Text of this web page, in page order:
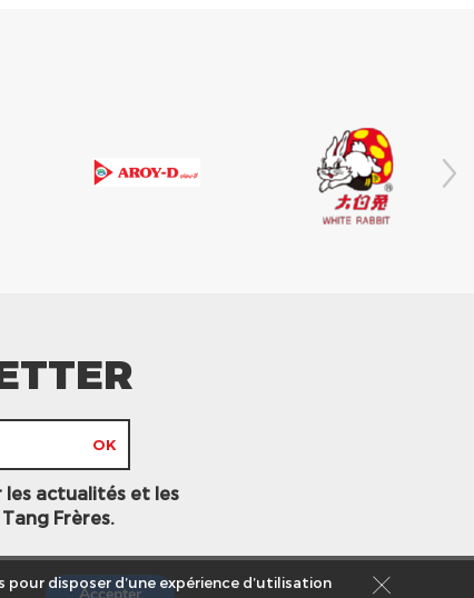
actualités et les
Frères.
disposer d’une expérience d’utilisation